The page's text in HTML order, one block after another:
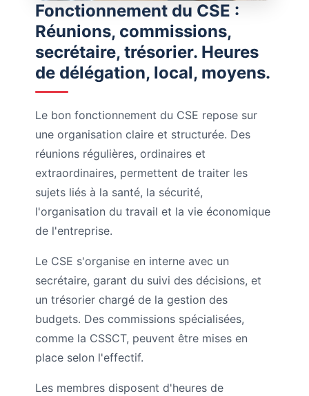
Fonctionnement du CSE :
Réunions, commissions,
secrétaire, trésorier. Heures
de délégation, local, moyens.
Le bon fonctionnement du CSE repose sur
une organisation claire et structurée. Des
réunions régulières, ordinaires et
extraordinaires, permettent de traiter les
sujets liés à la santé, la sécurité,
l'organisation du travail et la vie économique
de l'entreprise.
Le CSE s'organise en interne avec un
secrétaire, garant du suivi des décisions, et
un trésorier chargé de la gestion des
budgets. Des commissions spécialisées,
comme la CSSCT, peuvent être mises en
place selon l'effectif.
Les membres disposent d'heures de